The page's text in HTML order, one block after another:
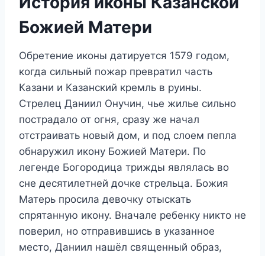
Божией Матери
Обретение иконы датируется 1579 годом,
когда сильный пожар превратил часть
Казани и Казанский кремль в руины.
Стрелец Даниил Онучин, чье жилье сильно
пострадало от огня, сразу же начал
отстраивать новый дом, и под слоем пепла
обнаружил икону Божией Матери. По
легенде Богородица трижды являлась во
сне десятилетней дочке стрельца. Божия
Матерь просила девочку отыскать
спрятанную икону. Вначале ребенку никто не
поверил, но отправившись в указанное
место, Даниил нашёл священный образ,